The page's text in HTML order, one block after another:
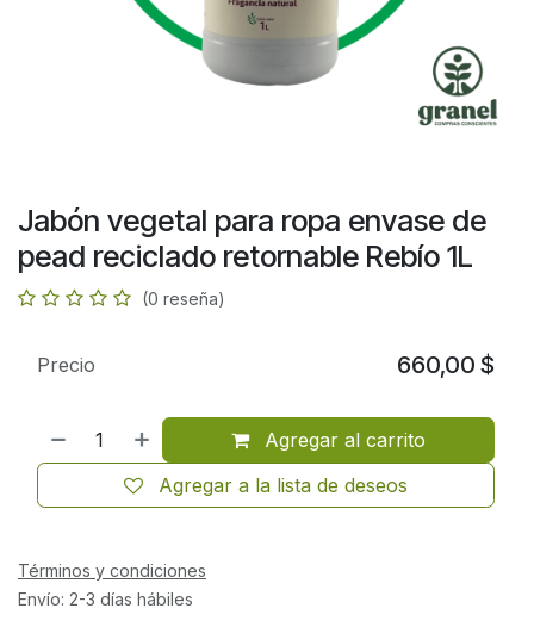
Jabón vegetal para ropa envase de
pead reciclado retornable Rebío 1L
(0 reseña)
Agregar al carrito
Agregar a la lista de deseos
Precio 660,00 $
Términos y condiciones
Envío: 2-3 días hábiles